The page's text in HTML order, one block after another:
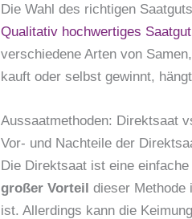
Die Wahl des richtigen
Qualitativ hochwertiges Saatgut
verschiedene Arten von
kauft oder selbst gewinnt,
Aussaatmethoden: Direktsaat
Vor- und Nachteile der
Die Direktsaat ist eine
großer Vorteil dieser Methode
ist. Allerdings kann die